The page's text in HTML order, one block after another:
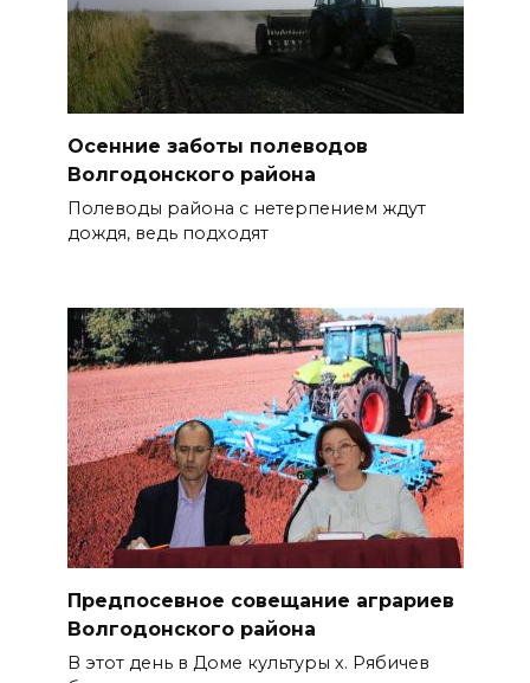
Осенние заботы полеводов
Волгодонского района
Полеводы района с нетерпением ждут
дождя, ведь подходят
Предпосевное совещание аграриев
Волгодонского района
В этот день в Доме культуры х. Рябичев